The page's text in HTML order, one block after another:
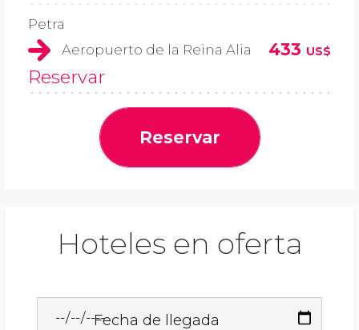
Petra
Aeropuerto de la Reina Alia
433 US$
Reservar
Reservar
Hoteles en oferta
Fecha de llegada